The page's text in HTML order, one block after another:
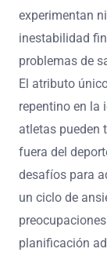
experimentan
inestabilidad
problemas de
El atributo
repentino en la
atletas pueden
fuera del
desafíos para
un ciclo de
planificación